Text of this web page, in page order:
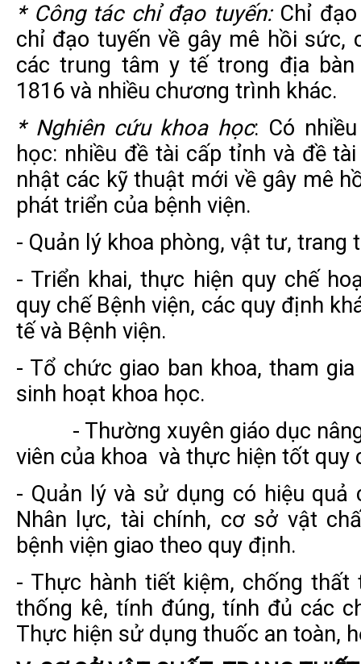
* Công tác chỉ đạo tuyến:Chỉ đạo
chỉ đạo tuyến về gây mê hồi sức,
các trung tâm y tế trong địa
1816 và nhiều chương trình khác.
* Nghiên cứu khoa học: Có
học: nhiều đề tài cấp tỉnh và đề
nhật các kỹ thuật mới về gây mê
phát triển của bệnh viện.
- Quản lý khoa phòng, vật tư, trang
- Triển khai, thực hiện quy chế
quy chế Bệnh viện, các quy định
tế và Bệnh viện.
- Tổ chức giao ban khoa, tham
sinh hoạt khoa học.
- Thường xuyên giáo dục nâng
viên của khoa và thực hiện tốt quy
- Quản lý và sử dụng có hiệu
Nhân lực, tài chính, cơ sở vật
bệnh viện giao theo quy định.
- Thực hành tiết kiệm, chống
thống kê, tính đúng, tính đủ các
Thực hiện sử dụng thuốc an toàn,